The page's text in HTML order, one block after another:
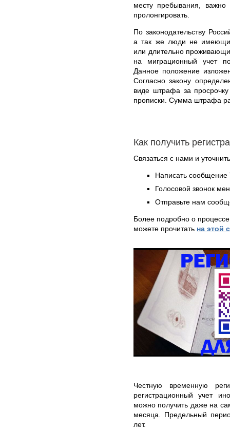
месту пребывания, важно
пролонгировать.
По законодательству
а так же люди не
или длительно
на миграционный учет
Данное положение
Согласно закону
виде штрафа за
прописки. Сумма штрафа
Как получить
Связаться с нами и
Написать
Голосовой звонок
Отправьте нам
Более подробно о
можете прочитать на этой
Честную временную
регистрационный учет
можно получить даже на
месяца. Предельный
лет.